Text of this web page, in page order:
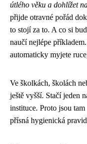
útlého věku a dohlížet
přijde otravné pořád
to stojí za to. A co si
naučí nejlépe
automaticky myjete
Ve školkách, školách
ještě vyšší. Stačí jeden
instituce. Proto jsou
přísná hygienická